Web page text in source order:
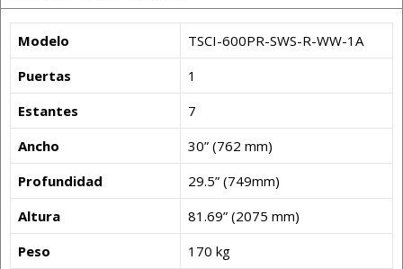
Modelo
TSCI-600PR-SWS-R-WW-1A
Puertas
1
Estantes
7
Ancho
30” (762 mm)
Profundidad
29.5” (749mm)
Altura
81.69” (2075 mm)
Peso
170 kg